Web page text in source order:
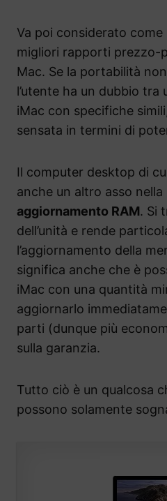
Va poi considerato
migliori rapporti prezzo-
Mac. Se la portabilità
l’utente ha un dubbio tra
iMac con specifiche
sensata in termini di
Il computer desktop di
anche un altro asso nella
aggiornamento RAM. Si
dell’unità e rende
l’aggiornamento della
significa anche che è
iMac con una quantità
aggiornarlo
parti (dunque più
sulla garanzia.
Tutto ciò è un qualcosa
possono solamente